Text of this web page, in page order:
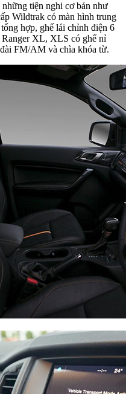
tiện nghi cơ bản như
Wildtrak có màn hình trung
hợp, ghế lái chỉnh điện 6
XL, XLS có ghế nỉ
FM/AM và chìa khóa từ.